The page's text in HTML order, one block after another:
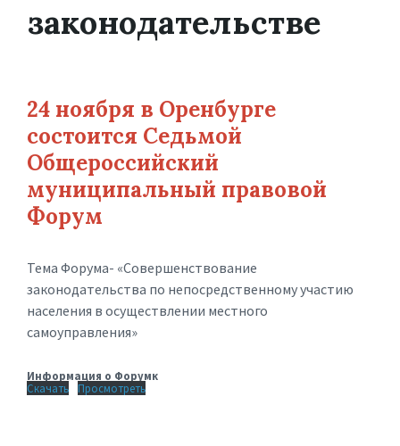
законодательстве
24 ноября в Оренбурге
состоится Седьмой
Общероссийский
муниципальный правовой
Форум
Тема Форума- «Совершенствование
законодательства по непосредственному участию
населения в осуществлении местного
самоуправления»
Информация о Форумк
Скачать
Просмотреть